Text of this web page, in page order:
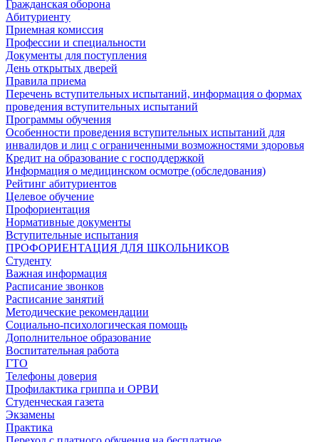
Гражданская оборона
Абитуриенту
Приемная комиссия
Профессии и специальности
Документы для поступления
День открытых дверей
Правила приема
Перечень вступительных испытаний, информация о формах
проведения вступительных испытаний
Программы обучения
Особенности проведения вступительных испытаний для
инвалидов и лиц с ограниченными возможностями здоровья
Кредит на образование с господдержкой
Информация о медицинском осмотре (обследования)
Рейтинг абитуриентов
Целевое обучение
Профориентация
Нормативные документы
Вступительные испытания
ПРОФОРИЕНТАЦИЯ ДЛЯ ШКОЛЬНИКОВ
Студенту
Важная информация
Расписание звонков
Расписание занятий
Методические рекомендации
Социально-психологическая помощь
Дополнительное образование
Воспитательная работа
ГТО
Телефоны доверия
Профилактика гриппа и ОРВИ
Cтуденческая газета
Экзамены
Практика